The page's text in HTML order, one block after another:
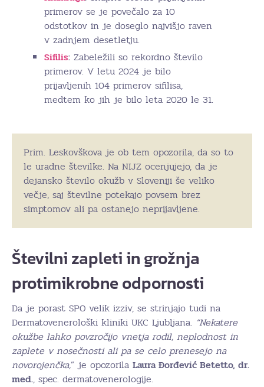
primerov se je povečalo za 10
odstotkov in je doseglo najvišjo raven
v zadnjem desetletju.
Sifilis: Zabeležili so rekordno število
primerov. V letu 2024 je bilo
prijavljenih 104 primerov sifilisa,
medtem ko jih je bilo leta 2020 le 31.
Prim. Leskovškova je ob tem opozorila, da so to
le uradne številke. Na NIJZ ocenjujejo, da je
dejansko število okužb v Sloveniji še veliko
večje, saj številne potekajo povsem brez
simptomov ali pa ostanejo neprijavljene.
Številni zapleti in grožnja
protimikrobne odpornosti
Da je porast SPO velik izziv, se strinjajo tudi na
Dermatovenerološki kliniki UKC Ljubljana. “Nekatere
okužbe lahko povzročijo vnetja rodil, neplodnost in
zaplete v nosečnosti ali pa se celo prenesejo na
novorojenčka,” je opozorila Laura Đorđević Betetto, dr.
med., spec. dermatovenerologije.